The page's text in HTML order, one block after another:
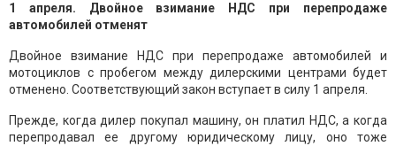
1 апреля. Двойное взимание НДС при перепродаже
автомобилей отменят
Двойное взимание НДС при перепродаже автомобилей и
мотоциклов с пробегом между дилерскими центрами будет
отменено. Соответствующий закон вступает в силу 1 апреля.
Прежде, когда дилер покупал машину, он платил НДС, а когда
перепродавал ее другому юридическому лицу, оно тоже